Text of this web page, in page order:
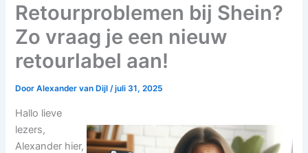
Retourproblemen bij Shein?
Zo vraag je een nieuw
retourlabel aan!
DoorAlexander van Dijl/juli 31, 2025
Hallo lieve
lezers,
Alexander hier,